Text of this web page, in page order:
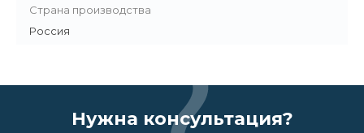
Страна производства
Россия
Нужна консультация?